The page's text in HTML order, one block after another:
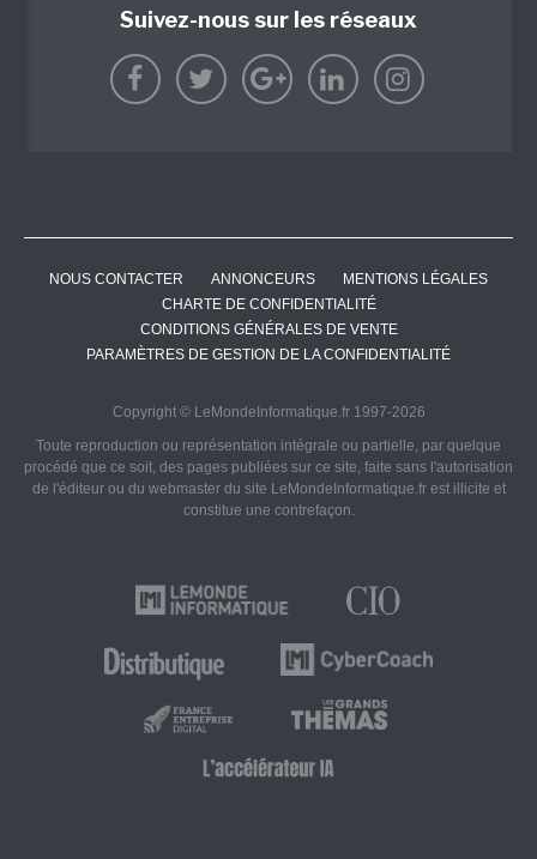
Suivez-nous sur les réseaux
NOUS CONTACTER ANNONCEURS
MENTIONS LÉGALES
CHARTE DE CONFIDENTIALITÉ
CONDITIONS GÉNÉRALES DE VENTE
PARAMÈTRES DE GESTION DE LA CONFIDENTIALITÉ
Copyright © LeMondeInformatique.fr 1997-2026
Toute reproduction ou représentation intégrale ou partielle, par quelque
procédé que ce soit, des pages publiées sur ce site, faite sans l'autorisation
de l'éditeur ou du webmaster du site LeMondeInformatique.fr est illicite et
constitue une contrefaçon.